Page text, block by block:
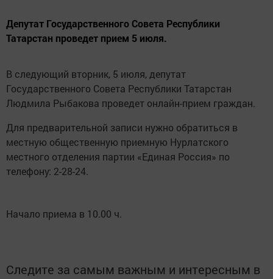
Депутат Государственного Совета Республики
Татарстан проведет прием 5 июля.
В следующий вторник, 5 июля, депутат
Государственного Совета Республики Татарстан
Людмила Рыбакова проведет онлайн-прием граждан.
Для предварительной записи нужно обратиться в
местную общественную приемную Нурлатского
местного отделения партии «Единая Россия» по
телефону: 2-28-24.
Начало приема в 10.00 ч.
Следите за самым важным и интересным в